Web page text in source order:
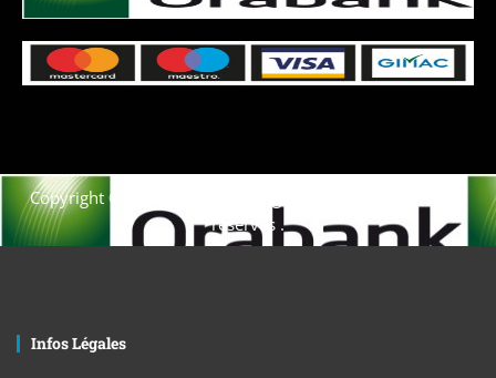
Copyright © 2021. Afrique-voyage-découverte tous droits
réservés .
Infos Légales